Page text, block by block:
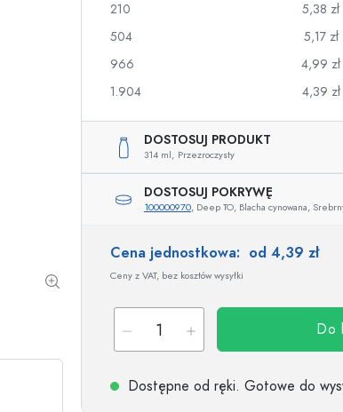
Butelki ozdobne
Butelki cylinder
Gąsiory i balony na wino
210
5,38 zł
504
5,17 zł
966
4,99 zł
1.904
4,39 zł
DOSTOSUJ PRODUKT
314 ml, Przezroczysty
DOSTOSUJ POKRYWĘ
100000970, Deep TO, Blacha cynowana,
Cena jednostkowa: od 4,39 zł
Ceny z VAT, bez kosztów wysyłki
Do
Dostępne od ręki. Gotowe do